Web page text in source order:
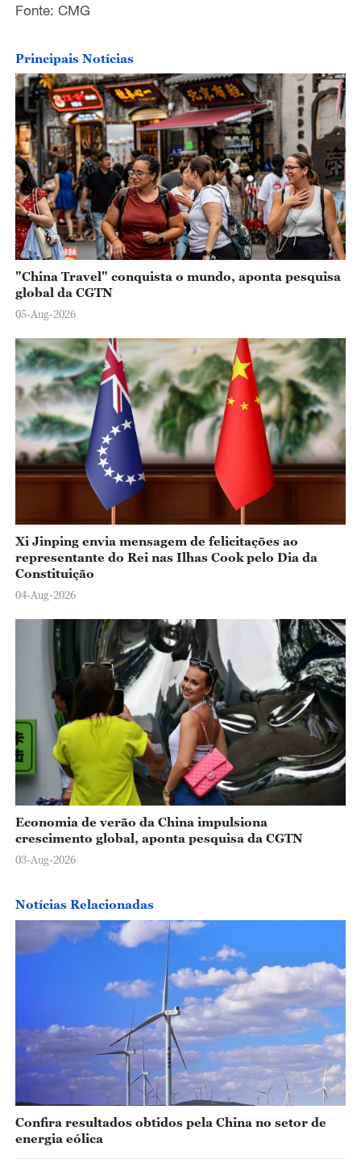
d
e
o
Fonte: CMG
Principais Notícias
"China Travel" conquista o mundo, aponta pesquisa
global da CGTN
05-Aug-2026
Xi Jinping envia mensagem de felicitações ao
representante do Rei nas Ilhas Cook pelo Dia da
Constituição
04-Aug-2026
Economia de verão da China impulsiona
crescimento global, aponta pesquisa da CGTN
03-Aug-2026
Notícias Relacionadas
Confira resultados obtidos pela China no setor de
energia eólica